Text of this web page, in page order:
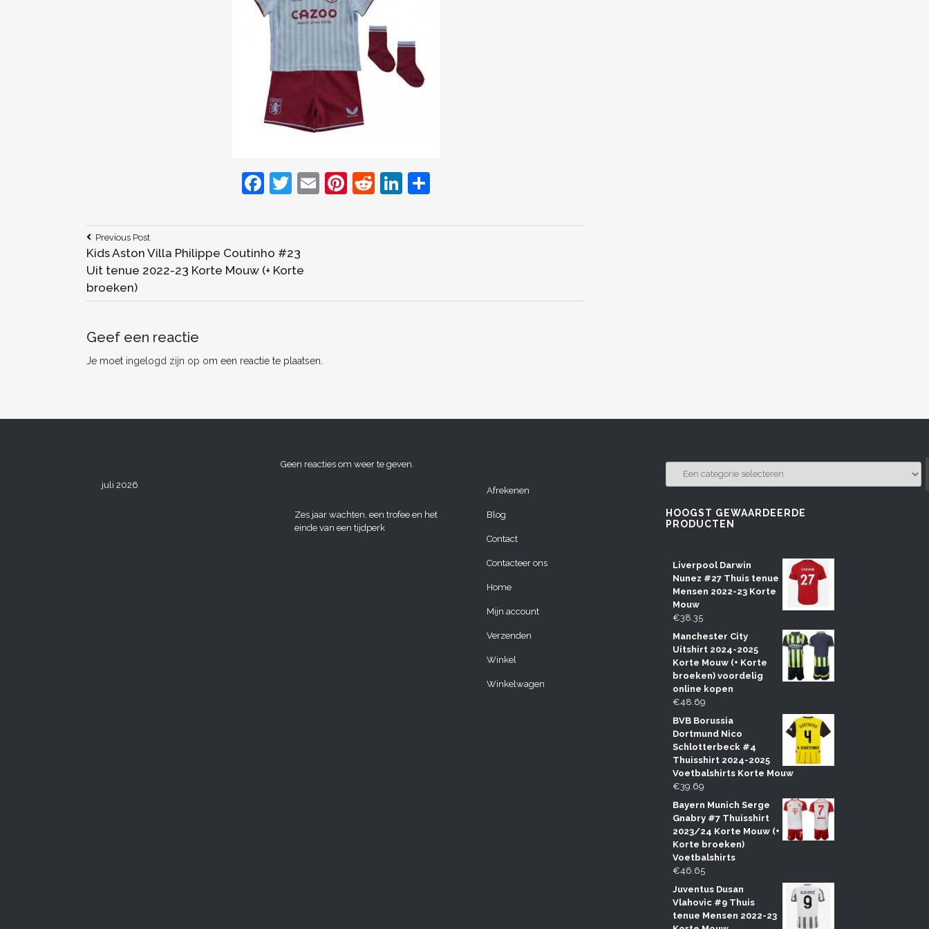
F
c
e
b
T
itt
er
E
ai
Pi
er
R
d
Li
k e
Bericht
navigatie
Previous PostPrevious
Post:
Kids Aston Villa Philippe Coutinho #23
Uit tenue 2022-23 Korte Mouw (+ Korte
broeken)
Geef een reactie
Je moet ingelogd zijn op om een reactie te plaatsen.
juli 2026
Geen reacties om weer te geven.
Zes jaar wachten, een trofee en het
einde van een tijdperk
Afrekenen
Blog
Contact
Contacteer ons
Home
Mijn account
Verzenden
Winkel
Winkelwagen
EEN
CATEGORIE
SELECTEREN
HOOGST GEWAARDEERDE
PRODUCTEN
Liverpool Darwin
Nunez #27 Thuis tenue
Mensen 2022-23 Korte
Mouw
€38.35
Manchester City
Uitshirt 2024-2025
Korte Mouw (+ Korte
broeken) voordelig
online kopen
€48.69
BVB Borussia
Dortmund Nico
Schlotterbeck #4
Thuisshirt 2024-2025
Voetbalshirts Korte Mouw
€39.69
Bayern Munich Serge
Gnabry #7 Thuisshirt
2023/24 Korte Mouw (+
Korte broeken)
Voetbalshirts
€46.65
Juventus Dusan
Vlahovic #9 Thuis
tenue Mensen 2022-23